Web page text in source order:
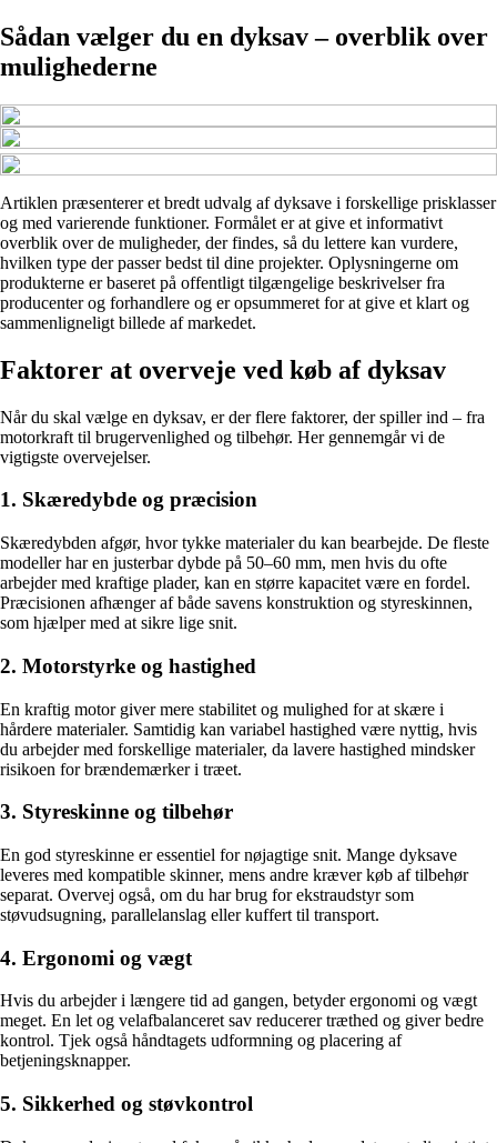
Sådan vælger du en dyksav – overblik over
mulighederne
Artiklen præsenterer et bredt udvalg af dyksave i forskellige prisklasser
og med varierende funktioner. Formålet er at give et informativt
overblik over de muligheder, der findes, så du lettere kan vurdere,
hvilken type der passer bedst til dine projekter. Oplysningerne om
produkterne er baseret på offentligt tilgængelige beskrivelser fra
producenter og forhandlere og er opsummeret for at give et klart og
sammenligneligt billede af markedet.
Faktorer at overveje ved køb af dyksav
Når du skal vælge en dyksav, er der flere faktorer, der spiller ind – fra
motorkraft til brugervenlighed og tilbehør. Her gennemgår vi de
vigtigste overvejelser.
1. Skæredybde og præcision
Skæredybden afgør, hvor tykke materialer du kan bearbejde. De fleste
modeller har en justerbar dybde på 50–60 mm, men hvis du ofte
arbejder med kraftige plader, kan en større kapacitet være en fordel.
Præcisionen afhænger af både savens konstruktion og styreskinnen,
som hjælper med at sikre lige snit.
2. Motorstyrke og hastighed
En kraftig motor giver mere stabilitet og mulighed for at skære i
hårdere materialer. Samtidig kan variabel hastighed være nyttig, hvis
du arbejder med forskellige materialer, da lavere hastighed mindsker
risikoen for brændemærker i træet.
3. Styreskinne og tilbehør
En god styreskinne er essentiel for nøjagtige snit. Mange dyksave
leveres med kompatible skinner, mens andre kræver køb af tilbehør
separat. Overvej også, om du har brug for ekstraudstyr som
støvudsugning, parallelanslag eller kuffert til transport.
4. Ergonomi og vægt
Hvis du arbejder i længere tid ad gangen, betyder ergonomi og vægt
meget. En let og velafbalanceret sav reducerer træthed og giver bedre
kontrol. Tjek også håndtagets udformning og placering af
betjeningsknapper.
5. Sikkerhed og støvkontrol